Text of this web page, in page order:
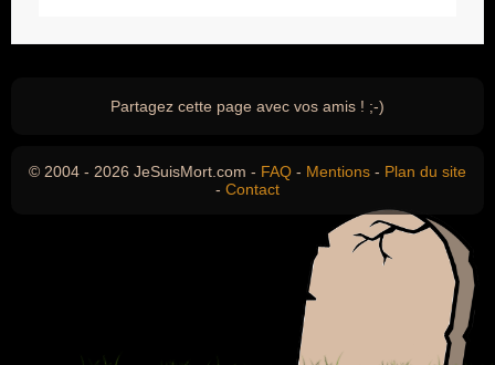
Partagez cette page avec vos amis ! ;-)
© 2004 - 2026 JeSuisMort.com - FAQ - Mentions - Plan du site
- Contact